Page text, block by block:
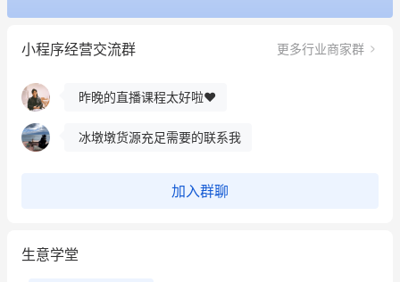
小程序经营交流群 更多行业商家群
餐饮也得靠私域和服务提高竞争力
昨晚的直播课程太好啦❤️
冰墩墩货源充足需要的联系我
这个营销策划案例推荐大家看一下
加入群聊
生意学堂